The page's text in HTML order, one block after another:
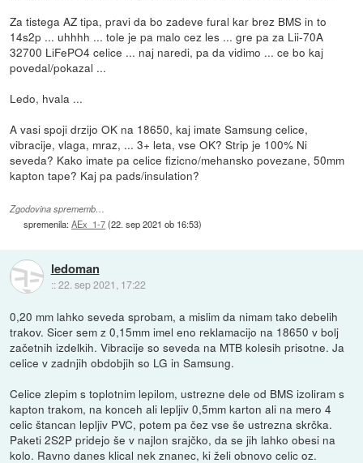
Za tistega AZ tipa, pravi da bo zadeve fural kar brez BMS in to
14s2p ... uhhhh ... tole je pa malo cez les ... gre pa za Lii-70A
32700 LiFePO4 celice ... naj naredi, pa da vidimo ... ce bo kaj
povedal/pokazal ...
Ledo, hvala ...
A vasi spoji drzijo OK na 18650, kaj imate Samsung celice,
vibracije, vlaga, mraz, ... 3+ leta, vse OK? Strip je 100% Ni
seveda? Kako imate pa celice fizicno/mehansko povezane, 50mm
kapton tape? Kaj pa pads/insulation?
Zgodovina sprememb…
spremenila:AEx_1-7(22. sep 2021 ob 16:53)
ledoman
::22. sep 2021, 17:22
0,20 mm lahko seveda sprobam, a mislim da nimam tako debelih
trakov. Sicer sem z 0,15mm imel eno reklamacijo na 18650 v bolj
začetnih izdelkih. Vibracije so seveda na MTB kolesih prisotne. Ja
celice v zadnjih obdobjih so LG in Samsung.
Celice zlepim s toplotnim lepilom, ustrezne dele od BMS izoliram s
kapton trakom, na konceh ali lepljiv 0,5mm karton ali na mero 4
celic štancan lepljiv PVC, potem pa čez vse še ustrezna skrčka.
Paketi 2S2P pridejo še v najlon srajčko, da se jih lahko obesi na
kolo. Ravno danes klical nek znanec, ki želi obnovo celic oz.